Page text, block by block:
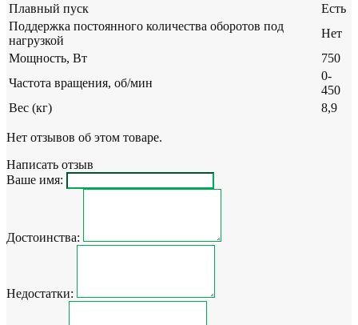
Плавный пуск
Есть
Поддержка постоянного количества оборотов под
нагрузкой
Нет
Мощность, Вт
750
Частота вращения, об/мин
0-
450
Вес (кг)
8,9
Нет отзывов об этом товаре.
Написать отзыв
Ваше имя:
Достоинства:
Недостатки: